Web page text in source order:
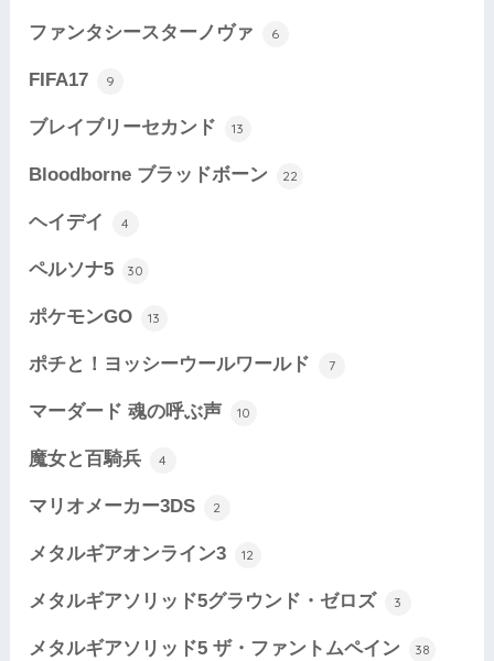
ファンタシースターノヴァ 6
FIFA17 9
ブレイブリーセカンド 13
Bloodborne ブラッドボーン 22
ヘイデイ 4
ペルソナ5 30
ポケモンGO 13
ポチと！ヨッシーウールワールド 7
マーダード 魂の呼ぶ声 10
魔女と百騎兵 4
マリオメーカー3DS 2
メタルギアオンライン3 12
メタルギアソリッド5グラウンド・ゼロズ 3
メタルギアソリッド5 ザ・ファントムペイン 38